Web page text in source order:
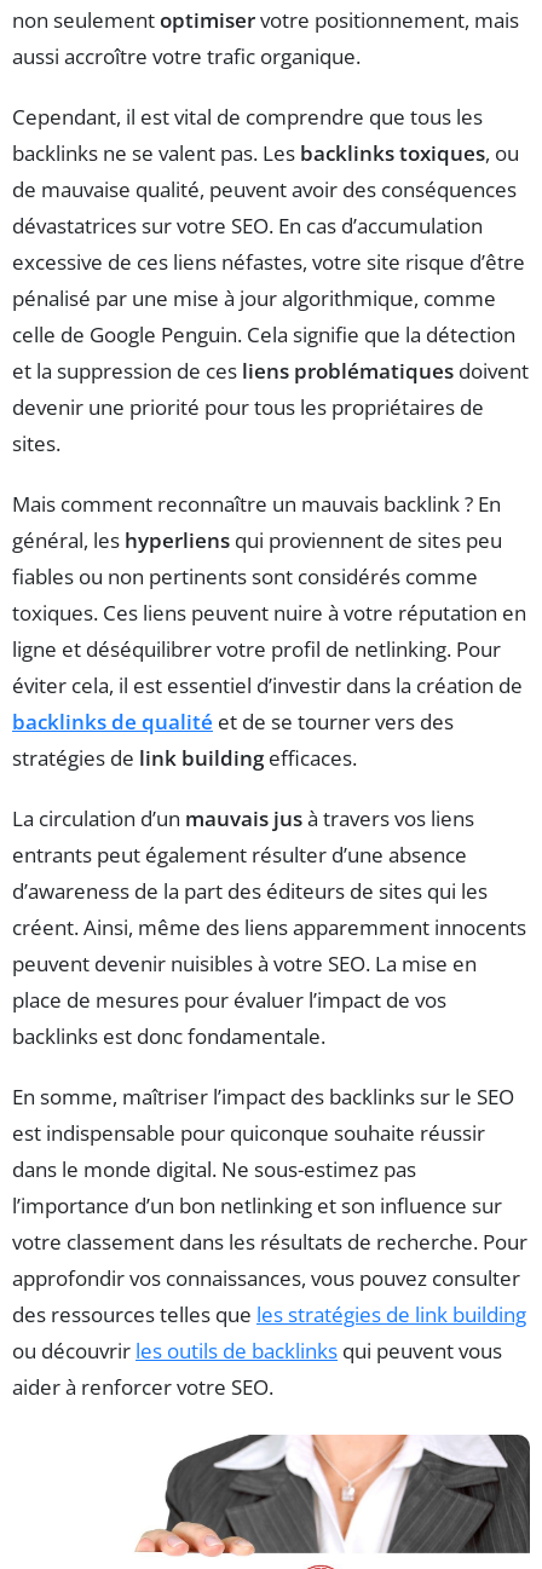
non seulementoptimiservotre positionnement, mais
aussi accroître votre trafic organique.
Cependant, il est vital de comprendre que tous les
backlinks ne se valent pas. Les backlinks toxiques, ou
de mauvaise qualité, peuvent avoir des conséquences
dévastatrices sur votre SEO. En cas d’accumulation
excessive de ces liens néfastes, votre site risque d’être
pénalisé par une mise à jour algorithmique, comme
celle de Google Penguin. Cela signifie que la détection
et la suppression de ces liens problématiques doivent
devenir une priorité pour tous les propriétaires de
sites.
Mais comment reconnaître un mauvais backlink ? En
général, les hyperliens qui proviennent de sites peu
fiables ou non pertinents sont considérés comme
toxiques. Ces liens peuvent nuire à votre réputation en
ligne et déséquilibrer votre profil de netlinking. Pour
éviter cela, il est essentiel d’investir dans la création de
backlinks de qualité et de se tourner vers des
stratégies de link buildingefficaces.
La circulation d’un mauvais jusà travers vos liens
entrants peut également résulter d’une absence
d’awareness de la part des éditeurs de sites qui les
créent. Ainsi, même des liens apparemment innocents
peuvent devenir nuisibles à votre SEO. La mise en
place de mesures pour évaluer l’impact de vos
backlinks est donc fondamentale.
En somme, maîtriser l’impact des backlinks sur le SEO
est indispensable pour quiconque souhaite réussir
dans le monde digital. Ne sous-estimez pas
l’importance d’un bon netlinking et son influence sur
votre classement dans les résultats de recherche. Pour
approfondir vos connaissances, vous pouvez consulter
des ressources telles que les stratégies de link building
ou découvrir les outils de backlinks qui peuvent vous
aider à renforcer votre SEO.